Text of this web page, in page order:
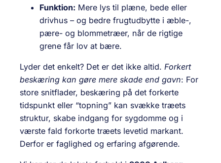
Funktion: Mere lys til plæne, bede eller
drivhus – og bedre frugtudbytte i æble-,
pære- og blommetræer, når de rigtige
grene får lov at bære.
Lyder det enkelt? Det er det ikke altid. Forkert
beskæring kan gøre mere skade end gavn: For
store snitflader, beskæring på det forkerte
tidspunkt eller “topning” kan svække træets
struktur, skabe indgang for sygdomme og i
værste fald forkorte træets levetid markant.
Derfor er faglighed og erfaring afgørende.